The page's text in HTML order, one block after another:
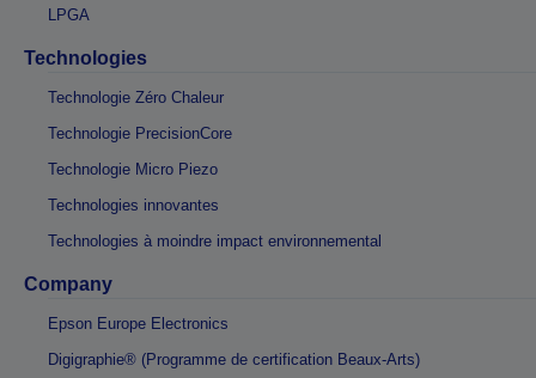
LPGA
Technologies
Technologie Zéro Chaleur
Technologie PrecisionCore
Technologie Micro Piezo
Technologies innovantes
Technologies à moindre impact environnemental
Company
Epson Europe Electronics
Digigraphie® (Programme de certification Beaux-Arts)